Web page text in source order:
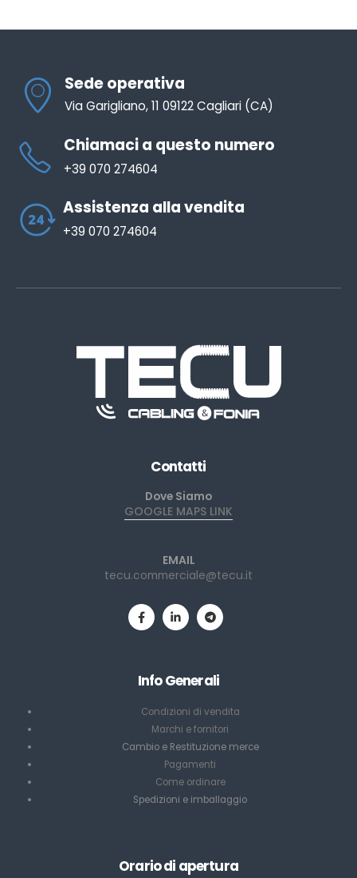
Sede operativa
Via Garigliano, 11 09122 Cagliari (CA)
Chiamaci a questo numero
+39 070 274604
Assistenza alla vendita
+39 070 274604
Contatti
Dove Siamo
GOOGLE MAPS LINK
EMAIL
tecu.commerciale@tecu.it
Info Generali
Condizioni di vendita
Marchi e fornitori
Cambio e Restituzione merce
Pagamenti
Come ordinare
Spedizioni e imballaggio
Orario di apertura